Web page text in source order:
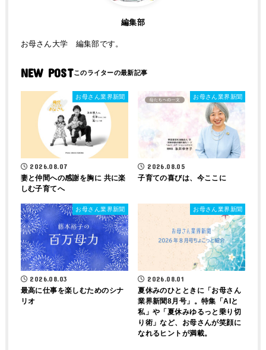
編集部
お母さん大学 編集部です。
NEW POST
お母さん業界新聞
2026.08.07
妻と仲間への感謝を胸に 共に楽
しむ子育てへ
お母さん業界新聞
2026.08.05
子育ての喜びは、今ここに
お母さん業界新聞
2026.08.03
最高に仕事を楽しむためのシナ
リオ
お母さん業界新聞
2026.08.01
夏休みのひとときに「お母さん
業界新聞8月号」。特集「AIと
私」や「夏休みゆるっと乗り切
り術」など、お母さんが笑顔に
なれるヒントが満載。